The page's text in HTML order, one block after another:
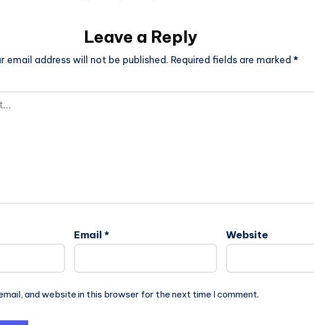
Leave a Reply
email address will not be published. Required fields are marked *
Email * Website
and website in this browser for the next time I comment.